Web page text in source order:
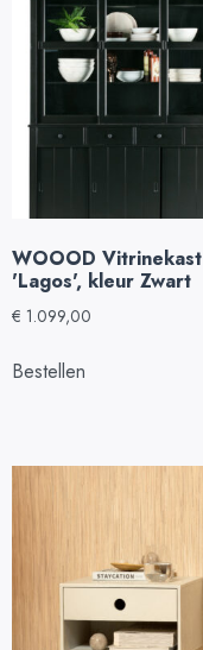
WOOOD Vitrinekast
'Lagos', kleur Zwart
€ 1.099,00
Bestellen